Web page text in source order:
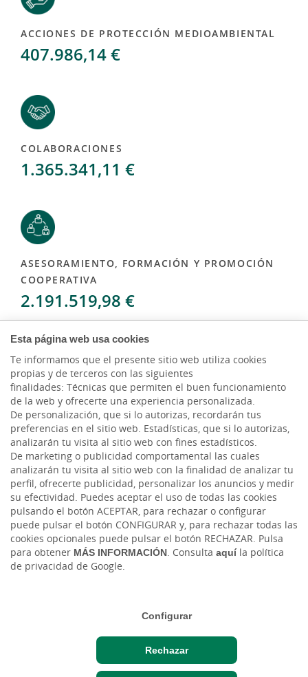
Esta página web usa cookies
Te informamos que el presente sitio web utiliza cookies
propias y de terceros con las siguientes
finalidades: Técnicas que permiten el buen funcionamiento
de la web y ofrecerte una experiencia personalizada.
De personalización, que si lo autorizas, recordarán tus
preferencias en el sitio web. Estadísticas, que si lo autorizas,
analizarán tu visita al sitio web con fines estadísticos.
De marketing o publicidad comportamental las cuales
analizarán tu visita al sitio web con la finalidad de analizar tu
perfil, ofrecerte publicidad, personalizar los anuncios y medir
su efectividad. Puedes aceptar el uso de todas las cookies
pulsando el botón ACEPTAR, para rechazar o configurar
puede pulsar el botón CONFIGURAR y, para rechazar todas las
cookies opcionales puede pulsar el botón RECHAZAR. Pulsa
para obtener MÁS INFORMACIÓN. Consulta aquí la política
de privacidad de Google.
Configurar
Rechazar
ACCIONES DE PROTECCIÓN MEDIOAMBIENTAL
407.986,14 €
COLABORACIONES
1.365.341,11 €
ASESORAMIENTO, FORMACIÓN Y PROMOCIÓN
COOPERATIVA
2.191.519,98 €
HACER AQUÍ,
CRECER AQUÍ.